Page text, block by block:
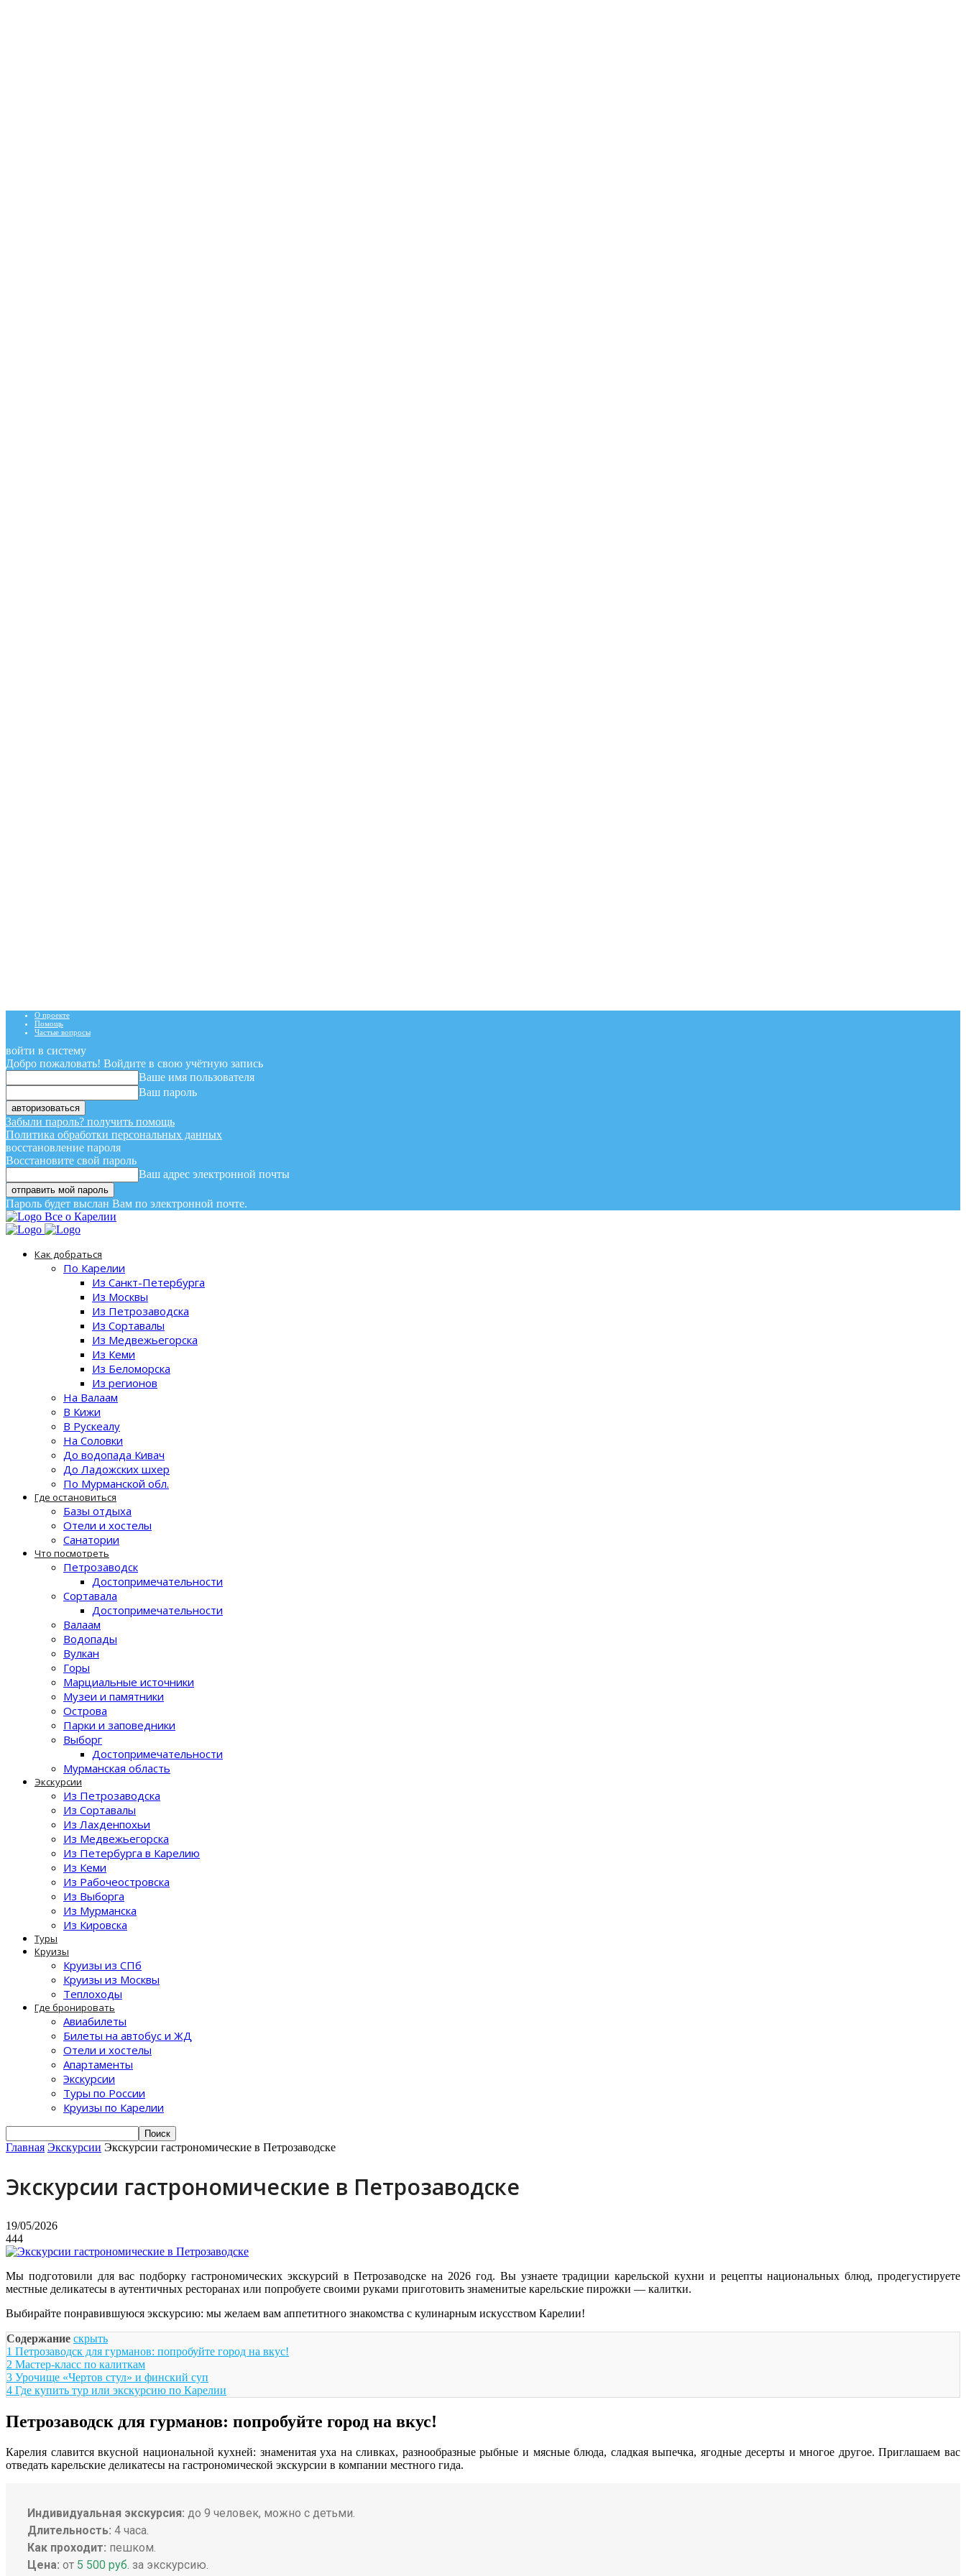
О проекте
Помощь
Частые вопросы
войти в систему
Добро пожаловать! Войдите в свою учётную запись
Ваше имя пользователя
Ваш пароль
Забыли пароль? получить помощь
Политика обработки персональных данных
восстановление пароля
Восстановите свой пароль
Ваш адрес электронной почты
Пароль будет выслан Вам по электронной почте.
Все о Карелии
Как добраться
По Карелии
Из Санкт-Петербурга
Из Москвы
Из Петрозаводска
Из Сортавалы
Из Медвежьегорска
Из Кеми
Из Беломорска
Из регионов
На Валаам
В Кижи
В Рускеалу
На Соловки
До водопада Кивач
До Ладожских шхер
По Мурманской обл.
Где остановиться
Базы отдыха
Отели и хостелы
Санатории
Что посмотреть
Петрозаводск
Достопримечательности
Сортавала
Достопримечательности
Валаам
Водопады
Вулкан
Горы
Марциальные источники
Музеи и памятники
Острова
Парки и заповедники
Выборг
Достопримечательности
Мурманская область
Экскурсии
Из Петрозаводска
Из Сортавалы
Из Лахденпохьи
Из Медвежьегорска
Из Петербурга в Карелию
Из Кеми
Из Рабочеостровска
Из Выборга
Из Мурманска
Из Кировска
Туры
Круизы
Круизы из СПб
Круизы из Москвы
Теплоходы
Где бронировать
Авиабилеты
Билеты на автобус и ЖД
Отели и хостелы
Апартаменты
Экскурсии
Туры по России
Круизы по Карелии
Главная Экскурсии Экскурсии гастрономические в Петрозаводске
Экскурсии гастрономические в Петрозаводске
19/05/2026
444
Мы подготовили для вас подборку гастрономических экскурсий в Петрозаводске на 2026 год. Вы узнаете традиции карельской кухни и рецепты национальных блюд, продегустируете
местные деликатесы в аутентичных ресторанах или попробуете своими руками приготовить знаменитые карельские пирожки — калитки.
Выбирайте понравившуюся экскурсию: мы желаем вам аппетитного знакомства с кулинарным искусством Карелии!
Содержание скрыть
1 Петрозаводск для гурманов: попробуйте город на вкус!
2 Мастер-класс по калиткам
3 Урочище «Чертов стул» и финский суп
4 Где купить тур или экскурсию по Карелии
Петрозаводск для гурманов: попробуйте город на вкус!
Карелия славится вкусной национальной кухней: знаменитая уха на сливках, разнообразные рыбные и мясные блюда, сладкая выпечка, ягодные десерты и многое другое. Приглашаем вас
отведать карельские деликатесы на гастрономической экскурсии в компании местного гида.
Индивидуальная экскурсия: до 9 человек, можно с детьми.
Длительность: 4 часа.
Как проходит: пешком.
Цена: от 5 500 руб. за экскурсию.